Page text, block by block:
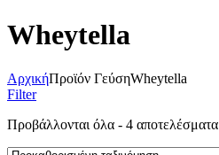
Wheytella
ΑρχικήΠροϊόν ΓεύσηWheytella
Filter
Προβάλλονται όλα - 4 αποτελέσματα